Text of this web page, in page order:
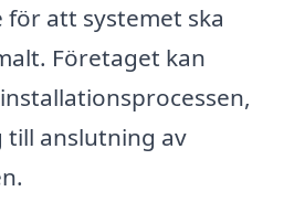
att systemet ska
Företaget kan
anslutning av